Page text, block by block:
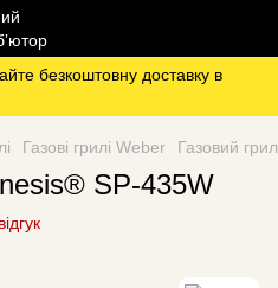
безкоштовну доставку в
Газові грилі Weber Газовий
SP-435W